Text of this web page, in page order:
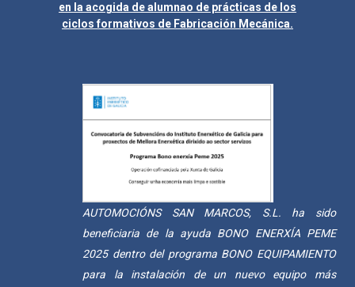
en la acogida de alumnao de prácticas de los
ciclos formativos de Fabricación Mecánica.
AUTOMOCIÓNS SAN MARCOS, S.L. ha sido
beneficiaria de la ayuda BONO ENERXÍA PEME
2025 dentro del programa BONO EQUIPAMIENTO
para la instalación de un nuevo equipo más